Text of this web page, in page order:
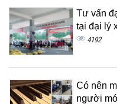
Tư vấn
tại đại lý
4192
Có nên
người